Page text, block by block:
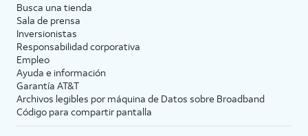
Busca una tienda
Sala de prensa
Inversionistas
Responsabilidad corporativa
Empleo
Ayuda e información
Garantía AT&T
Archivos legibles por máquina de Datos sobre Broadband
Código para compartir pantalla